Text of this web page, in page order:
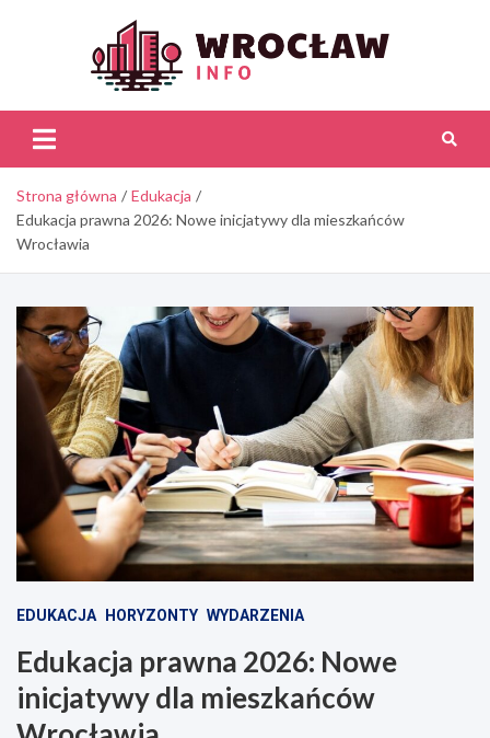
Strona główna
Edukacja
Edukacja prawna 2026: Nowe inicjatywy dla mieszkańców
Wrocławia
EDUKACJA HORYZONTY WYDARZENIA
Edukacja prawna 2026: Nowe
inicjatywy dla mieszkańców